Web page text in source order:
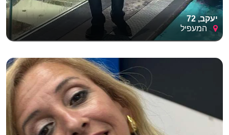
יעקב, 72
המעפיל